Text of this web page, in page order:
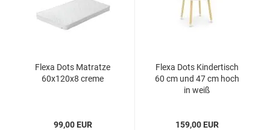
Flexa Dots Matratze
60x120x8 creme
99,00 EUR
Flexa Dots Kindertisch
60 cm und 47 cm hoch
in weiß
159,00 EUR